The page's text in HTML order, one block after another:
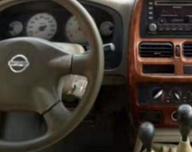
SEGUIR